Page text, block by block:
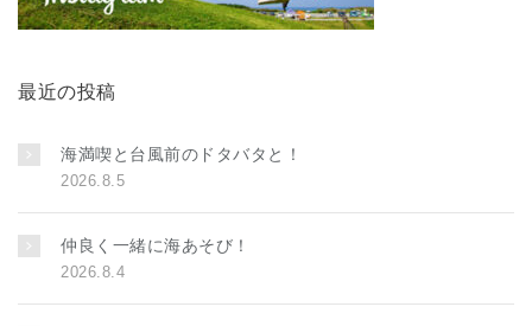
最近の投稿
海満喫と台風前のドタバタと！
2026.8.5
仲良く一緒に海あそび！
2026.8.4